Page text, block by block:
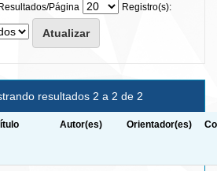
Página
Registro(s):
resultados 2 a 2 de 2
Autor(es) Orientador(es)